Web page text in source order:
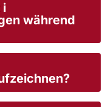
i
während